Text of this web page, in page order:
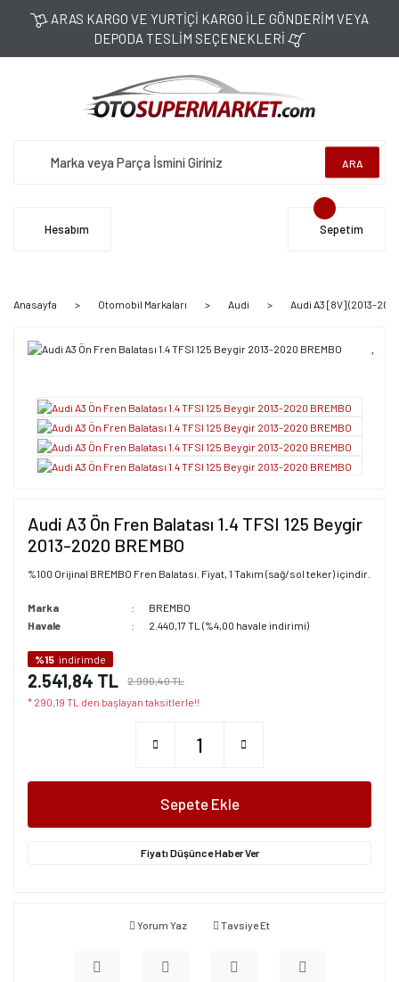
ARAS KARGO VE YURTİÇİ KARGO İLE GÖNDERİM VEYA
DEPODA TESLİM SEÇENEKLERİ
ARA
Hesabım Sepetim
Anasayfa Otomobil Markaları Audi Audi A3 [8V] (2013-
Audi A3 Ön Fren Balatası 1.4 TFSI 125 Beygir
2013-2020 BREMBO
%100 Orijinal BREMBO Fren Balatası. Fiyat, 1 Takım (sağ/sol teker) içindir.
Marka
BREMBO
Havale
2.440,17 TL (%4,00 havale indirimi)
%15 indirimde
2.541,84 TL
2.990,40 TL
* 290,19 TL den başlayan taksitlerle!!
Sepete Ekle
Fiyatı Düşünce Haber Ver
Yorum Yaz Tavsiye Et